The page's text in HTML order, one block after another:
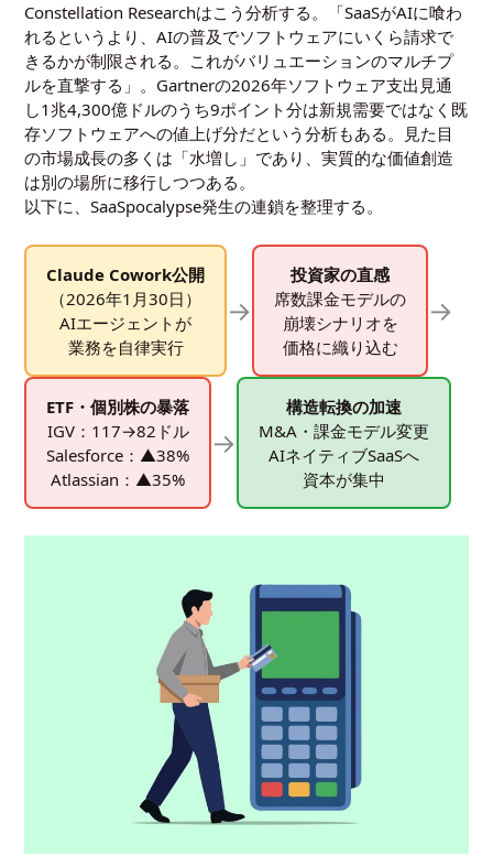
Constellation Researchはこう分析する。「SaaSがAIに喰わ
れるというより、AIの普及でソフトウェアにいくら請求で
きるかが制限される。これがバリュエーションのマルチプ
ルを直撃する」。Gartnerの2026年ソフトウェア支出見通
し1兆4,300億ドルのうち9ポイント分は新規需要ではなく既
存ソフトウェアへの値上げ分だという分析もある。見た目
の市場成長の多くは「水増し」であり、実質的な価値創造
は別の場所に移行しつつある。
以下に、SaaSpocalypse発生の連鎖を整理する。
Claude Cowork公開
（2026年1月30日）
AIエージェントが
業務を自律実行
→
投資家の直感
席数課金モデルの
崩壊シナリオを
価格に織り込む
→
ETF・個別株の暴落
IGV：117→82ドル
Salesforce：▲38%
Atlassian：▲35%
→
構造転換の加速
M&A・課金モデル変更
AIネイティブSaaSへ
資本が集中